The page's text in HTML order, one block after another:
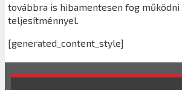
továbbra is hibamentesen fog
teljesítménnyel.
[generated_content_style]